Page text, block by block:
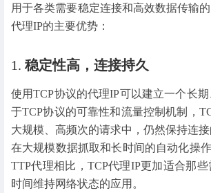
用于各类需要稳定连接和高效数据传输
代理IP的主要优势：
1. 稳定性高，连接持久
使用TCP协议的代理IP可以建立一个长
于TCP协议的可靠性和流量控制机制，
大规模、高频次的请求中，仍然保持连
在大规模数据抓取和长时间的自动化操
TTP代理相比，TCP代理IP更加适合那
时间维持网络状态的应用。